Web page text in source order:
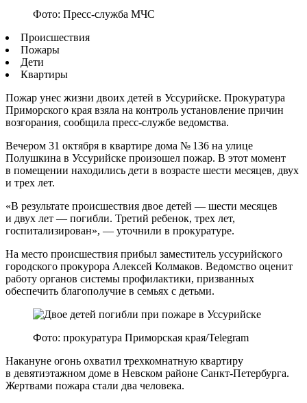
Фото: Пресс-служба МЧС
Происшествия
Пожары
Дети
Квартиры
Пожар унес жизни двоих детей в Уссурийске. Прокуратура
Приморского края взяла на контроль установление причин
возгорания, сообщила пресс-службе ведомства.
Вечером 31 октября в квартире дома № 136 на улице
Полушкина в Уссурийске произошел пожар. В этот момент
в помещении находились дети в возрасте шести месяцев, двух
и трех лет.
«В результате происшествия двое детей — шести месяцев
и двух лет — погибли. Третий ребенок, трех лет,
госпитализирован», — уточнили в прокуратуре.
На место происшествия прибыл заместитель уссурийского
городского прокурора Алексей Колмаков. Ведомство оценит
работу органов системы профилактики, призванных
обеспечить благополучие в семьях с детьми.
Фото: прокуратура Приморская края/Telegram
Накануне огонь охватил трехкомнатную квартиру
в девятиэтажном доме в Невском районе Санкт-Петербурга.
Жертвами пожара стали два человека.